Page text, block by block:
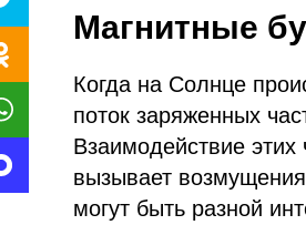
Магнитные
Когда на Солнце
поток заряженных
Взаимодействие
вызывает
могут быть разной